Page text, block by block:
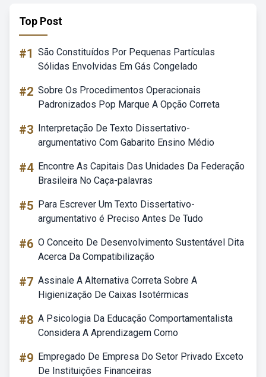
Top Post
#1 São Constituídos Por Pequenas Partículas
Sólidas Envolvidas Em Gás Congelado
#2 Sobre Os Procedimentos Operacionais
Padronizados Pop Marque A Opção Correta
#3 Interpretação De Texto Dissertativo-
argumentativo Com Gabarito Ensino Médio
#4 Encontre As Capitais Das Unidades Da Federação
Brasileira No Caça-palavras
#5 Para Escrever Um Texto Dissertativo-
argumentativo é Preciso Antes De Tudo
#6 O Conceito De Desenvolvimento Sustentável Dita
Acerca Da Compatibilização
#7 Assinale A Alternativa Correta Sobre A
Higienização De Caixas Isotérmicas
#8 A Psicologia Da Educação Comportamentalista
Considera A Aprendizagem Como
#9 Empregado De Empresa Do Setor Privado Exceto
De Instituições Financeiras